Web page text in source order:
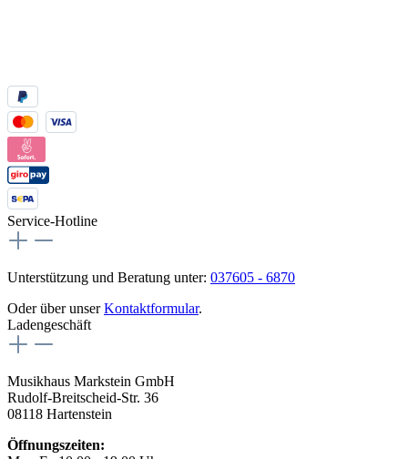
Service-Hotline
Unterstützung und Beratung unter: 037605 - 6870
Oder über unserKontaktformular.
Ladengeschäft
Musikhaus Markstein GmbH
Rudolf-Breitscheid-Str. 36
08118 Hartenstein
Öffnungszeiten: